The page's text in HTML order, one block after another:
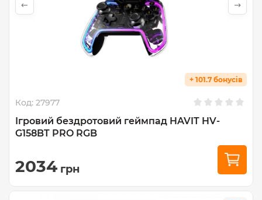
+ 101.7 бонусів
Код: 27977
Ігровий бездротовий геймпад HAVIT HV-
G158BT PRO RGB
2034 грн